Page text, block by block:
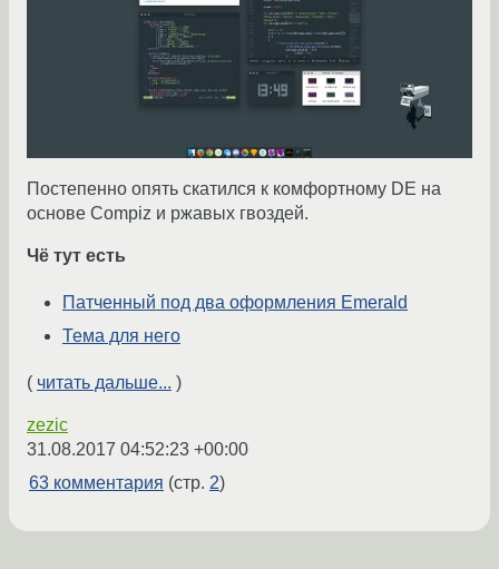
Постепенно опять скатился к комфортному DE на
основе Compiz и ржавых гвоздей.
Чё тут есть
Патченный под два оформления Emerald
Тема для него
( читать дальше... )
zezic
31.08.2017 04:52:23 +00:00
63 комментария (стр. 2)